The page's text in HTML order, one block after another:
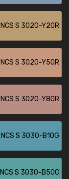
NCS S 3020-Y20R
NCS S 3020-Y50R
NCS S 3020-Y80R
NCS S 3030-B10G
NCS S 3030-B50G